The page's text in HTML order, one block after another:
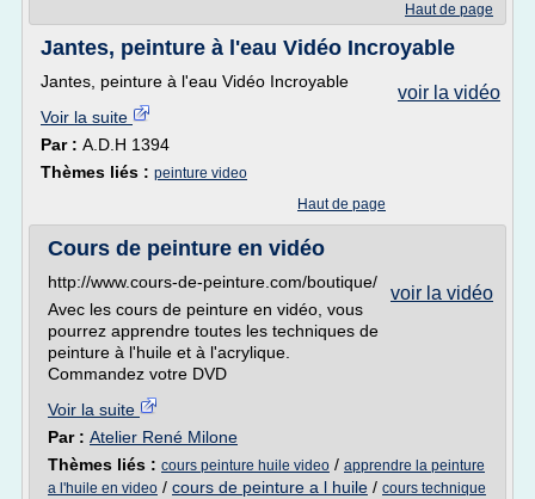
Haut de page
Jantes, peinture à l'eau Vidéo Incroyable
voir la vidéo
Jantes, peinture à l'eau Vidéo Incroyable
Voir la suite
Par : A.D.H 1394
Thèmes liés : peinture video
Haut de page
Cours de peinture en vidéo
voir la vidéo
http://www.cours-de-peinture.com/boutique/
Avec les cours de peinture en vidéo, vous
pourrez apprendre toutes les techniques de
peinture à l'huile et à l'acrylique.
Commandez votre DVD
Voir la suite
Par : Atelier René Milone
Thèmes liés : cours peinture huile video / apprendre la peinture
a l'huile en video / cours de peinture a l huile / cours technique